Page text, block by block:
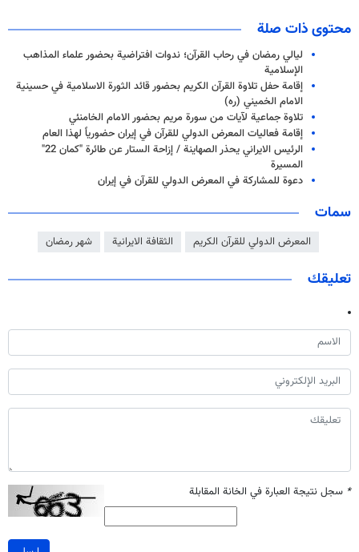
محتوى ذات صلة
ليالي رمضان في رحاب القرآن؛ ندوات افتراضية بحضور علماء المذاهب
الإسلامية
إقامة حفل تلاوة القرآن الكريم بحضور قائد الثورة الاسلامية في حسينية
الامام الخميني (ره)
تلاوة جماعية لآيات من سورة مريم بحضور الامام الخامنئي
إقامة فعاليات المعرض الدولي للقرآن في إیران حضورياً لهذا العام
الرئيس الايراني يحذر الصهاينة / إزاحة الستار عن طائرة "كمان 22"
المسيرة
دعوة للمشاركة في المعرض الدولي للقرآن في إیران
سمات
المعرض الدولي للقرآن الكريم الثقافة الايرانية شهر رمضان
تعليقك
* سجل نتيجة العبارة في الخانة المقابلة